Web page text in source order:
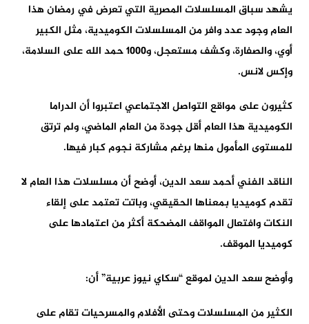
يشهد سباق المسلسلات المصرية التي تعرض في رمضان هذا
العام وجود عدد وافر من المسلسلات الكوميدية، مثل الكبير
أوي، والصفارة، وكشف مستعجل، و1000 حمد الله على السلامة،
وإكس لانس.
كثيرون على مواقع التواصل الاجتماعي اعتبروا أن الدراما
الكوميدية هذا العام أقل جودة من العام الماضي، ولم ترتق
للمستوى المأمول منها برغم مشاركة نجوم كبار فيها.
الناقد الفني أحمد سعد الدين، أوضح أن مسلسلات هذا العام لا
تقدم كوميديا بمعناها الحقيقي، وباتت تعتمد على إلقاء
النكات وافتعال المواقف المضحكة أكثر من اعتمادها على
كوميديا الموقف.
وأوضح سعد الدين لموقع “سكاي نيوز عربية” أن:
الكثير من المسلسلات وحتى الأفلام والمسرحيات تقام على